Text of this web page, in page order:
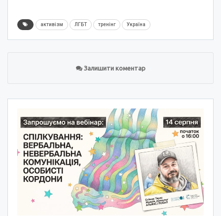
активізм ЛГБТ тренінг Україна
Залишити коментар